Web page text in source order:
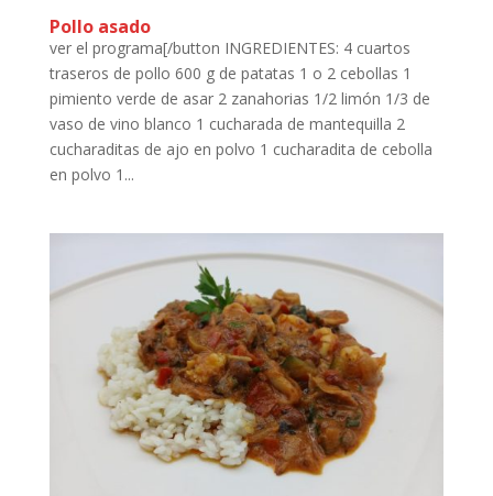
Pollo asado
ver el programa[/button INGREDIENTES: 4 cuartos
traseros de pollo 600 g de patatas 1 o 2 cebollas 1
pimiento verde de asar 2 zanahorias 1/2 limón 1/3 de
vaso de vino blanco 1 cucharada de mantequilla 2
cucharaditas de ajo en polvo 1 cucharadita de cebolla
en polvo 1...